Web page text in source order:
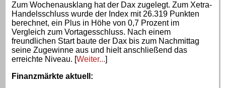
Zum Wochenausklang hat der Dax zugelegt. Zum Xetra-
Handelsschluss wurde der Index mit 26.319 Punkten
berechnet, ein Plus in Höhe von 0,7 Prozent im
Vergleich zum Vortagesschluss. Nach einem
freundlichen Start baute der Dax bis zum Nachmittag
seine Zugewinne aus und hielt anschließend das
erreichte Niveau. [Weiter...]
Finanzmärkte aktuell :